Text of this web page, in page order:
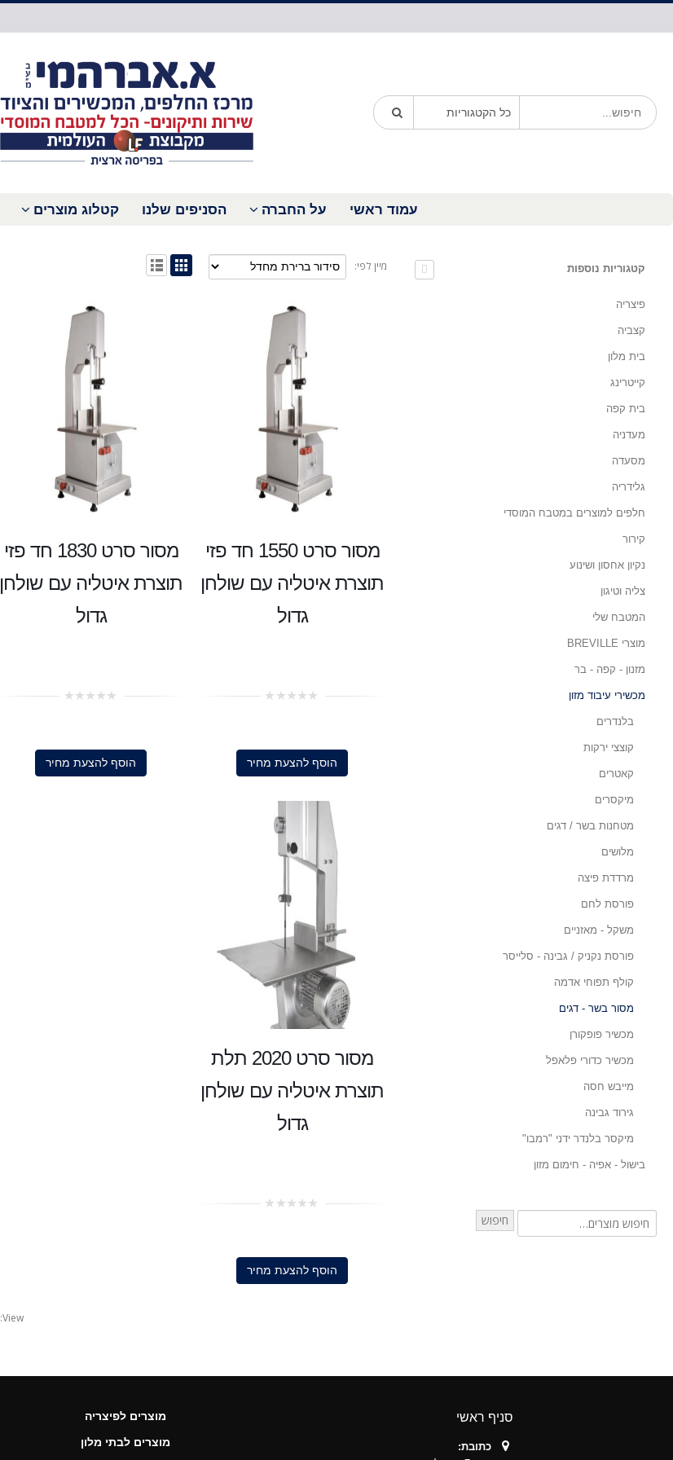
עמוד ראשי על החברה הסניפים שלנו קטלוג מוצרים
מיין לפי:
מסור סרט 1550 חד פזי
תוצרת איטליה עם שולחן
גדול
הוסף להצעת מחיר
מסור סרט 1830 חד פזי
תוצרת איטליה עם שולחן
גדול
הוסף להצעת מחיר
מסור סרט 2020 תלת
תוצרת איטליה עם שולחן
גדול
הוסף להצעת מחיר
View:
קטגוריות נוספות
פיצריה
קצביה
בית מלון
קייטרינג
בית קפה
מעדניה
מסעדה
גלידריה
חלפים למוצרים במטבח המוסדי
קירור
נקיון אחסון ושינוע
צליה וטיגון
המטבח שלי
מוצרי BREVILLE
מזנון - קפה - בר
מכשירי עיבוד מזון
בלנדרים
קוצצי ירקות
קאטרים
מיקסרים
מטחנות בשר / דגים
מלושים
מרדדת פיצה
פורסת לחם
משקל - מאזניים
פורסת נקניק / גבינה - סלייסר
קולף תפוחי אדמה
מסור בשר - דגים
מכשיר פופקורן
מכשיר כדורי פלאפל
מייבש חסה
גירוד גבינה
מיקסר בלנדר ידני "רמבו"
בישול - אפיה - חימום מזון
חיפוש
סניף ראשי
כתובת:
מוצרים לפיצריה
מוצרים לבתי מלון